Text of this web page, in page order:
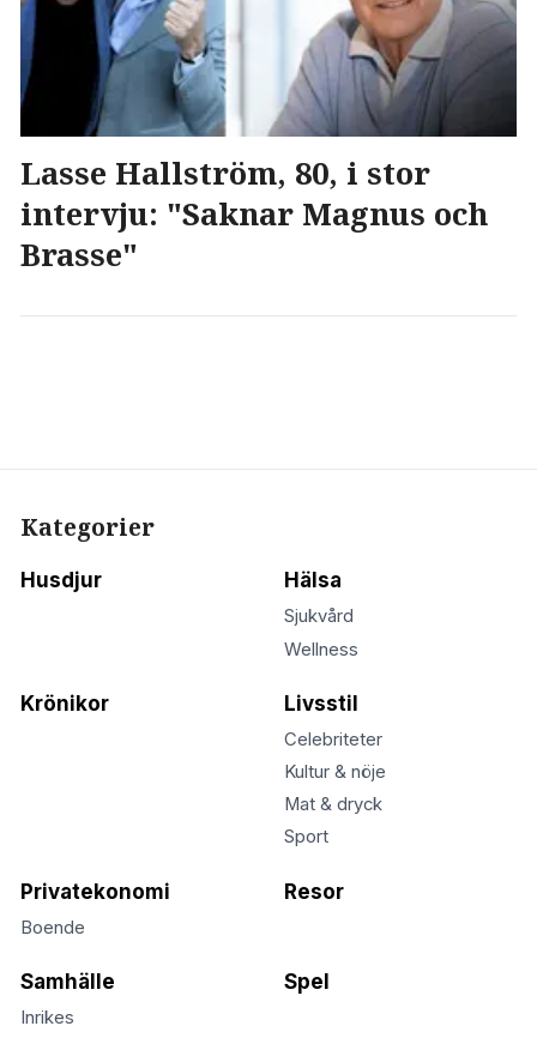
Lasse Hallström, 80, i stor
intervju: "Saknar Magnus och
Brasse"
Kategorier
Husdjur Hälsa
Sjukvård
Wellness
Krönikor Livsstil
Celebriteter
Kultur & nöje
Mat & dryck
Sport
Privatekonomi
Boende
Resor
Samhälle
Inrikes
Spel